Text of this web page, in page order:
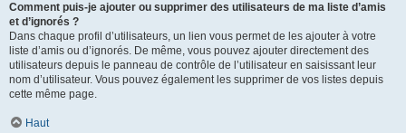
Comment puis-je ajouter ou supprimer des utilisateurs de ma liste d’amis
et d’ignorés ?
Dans chaque profil d’utilisateurs, un lien vous permet de les ajouter à votre
liste d’amis ou d’ignorés. De même, vous pouvez ajouter directement des
utilisateurs depuis le panneau de contrôle de l’utilisateur en saisissant leur
nom d’utilisateur. Vous pouvez également les supprimer de vos listes depuis
cette même page.
Haut